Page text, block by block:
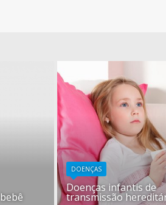
DOENÇAS
Doenças infantis de
transmissão